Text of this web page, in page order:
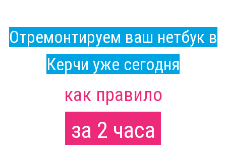
Отремонтируем ваш нетбук в
Керчи уже сегодня
как правило
за 2 часа